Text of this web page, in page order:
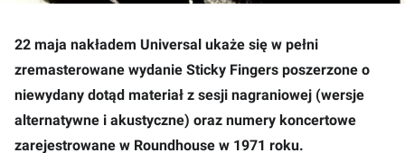
22 maja nakładem Universal ukaże się w pełni
zremasterowane wydanie Sticky Fingers poszerzone o
niewydany dotąd materiał z sesji nagraniowej (wersje
alternatywne i akustyczne) oraz numery koncertowe
zarejestrowane w Roundhouse w 1971 roku.